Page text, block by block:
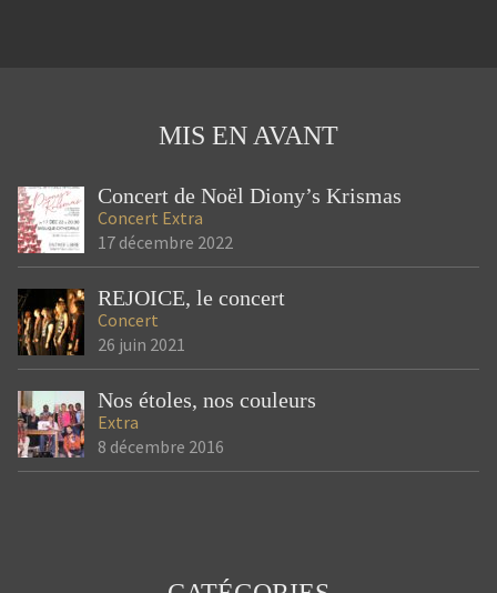
MIS EN AVANT
Concert de Noël Diony’s Krismas
Concert Extra
17 décembre 2022
REJOICE, le concert
Concert
26 juin 2021
Nos étoles, nos couleurs
Extra
8 décembre 2016